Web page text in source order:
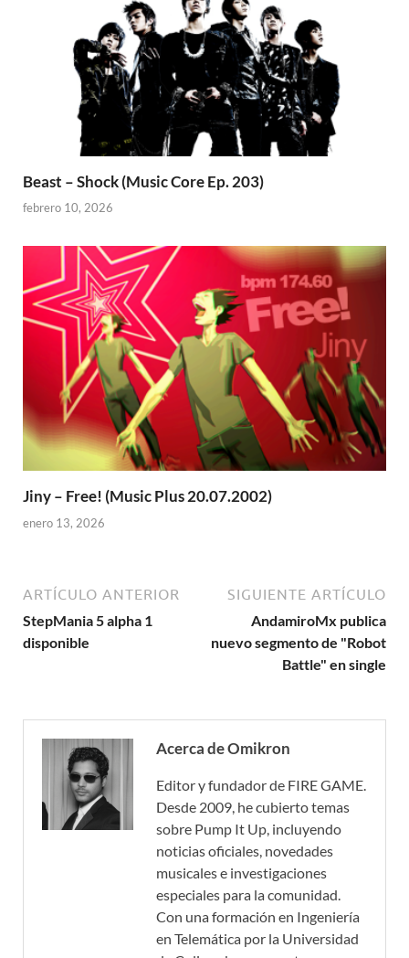
Beast – Shock (Music Core Ep. 203)
febrero 10, 2026
Jiny – Free! (Music Plus 20.07.2002)
enero 13, 2026
ARTÍCULO ANTERIOR
StepMania 5 alpha 1
disponible
SIGUIENTE ARTÍCULO
AndamiroMx publica
nuevo segmento de "Robot
Battle" en single
Acerca de Omikron
Editor y fundador de FIRE GAME.
Desde 2009, he cubierto temas
sobre Pump It Up, incluyendo
noticias oficiales, novedades
musicales e investigaciones
especiales para la comunidad.
Con una formación en Ingeniería
en Telemática por la Universidad